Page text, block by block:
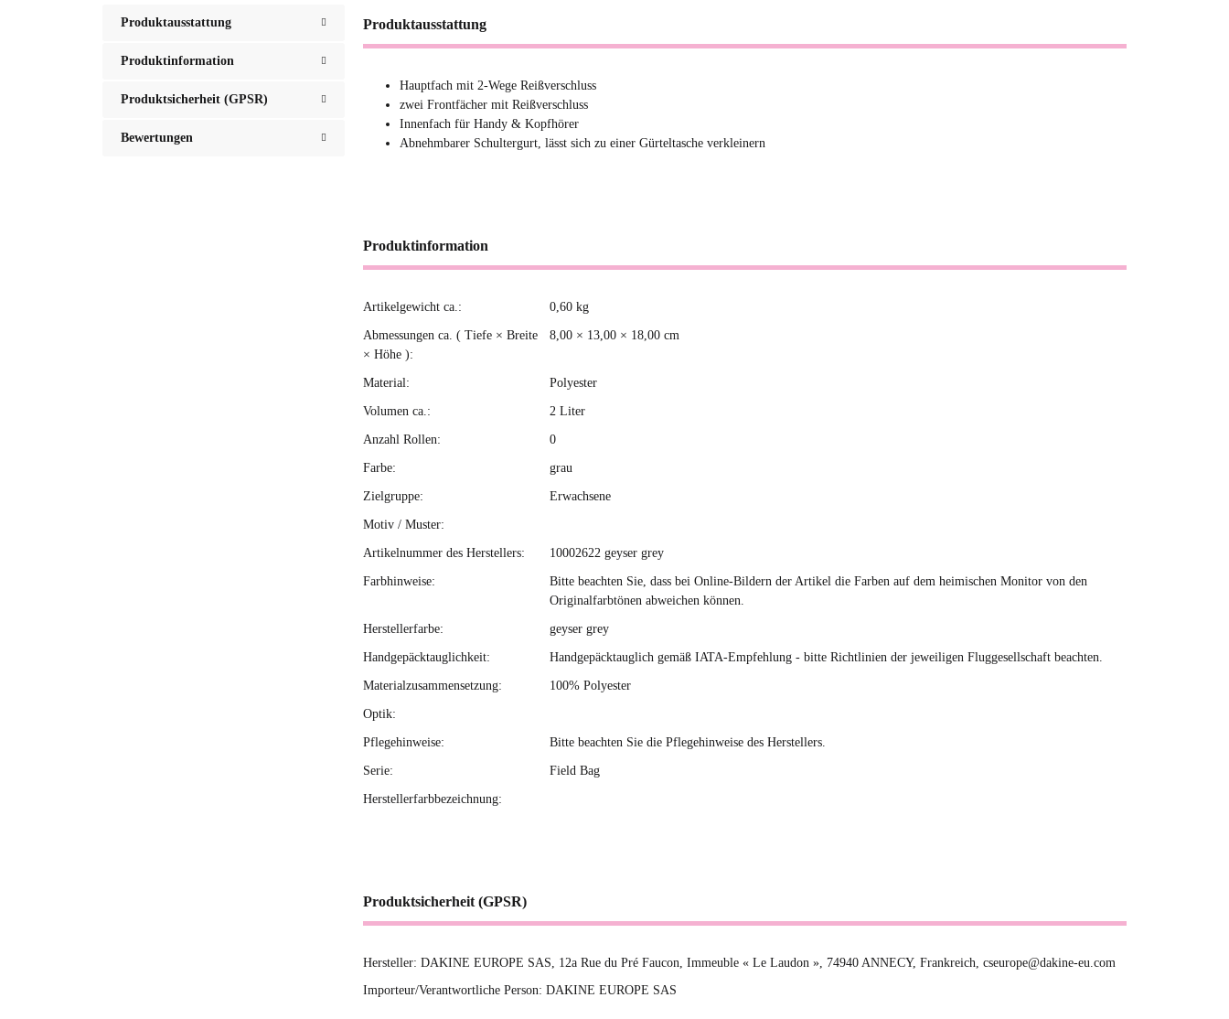
Produktausstattung
Produktinformation
Produktsicherheit (GPSR)
Bewertungen
Produktausstattung
Hauptfach mit 2-Wege Reißverschluss
zwei Frontfächer mit Reißverschluss
Innenfach für Handy & Kopfhörer
Abnehmbarer Schultergurt, lässt sich zu einer Gürteltasche verkleinern
Produktinformation
Produkteigenschaft
Wert
Artikelgewicht ca.: 0,60 kg
Abmessungen ca. ( Tiefe × Breite
× Höhe ):
8,00 × 13,00 × 18,00 cm
Material: Polyester
Volumen ca.: 2 Liter
Anzahl Rollen: 0
Farbe: grau
Zielgruppe: Erwachsene
Motiv / Muster:
Artikelnummer des Herstellers: 10002622 geyser grey
Farbhinweise:
Bitte beachten Sie, dass bei Online-Bildern der Artikel die Farben auf dem heimischen Monitor von den
Originalfarbtönen abweichen können.
Herstellerfarbe: geyser grey
Handgepäcktauglichkeit: Handgepäcktauglich gemäß IATA-Empfehlung - bitte Richtlinien der jeweiligen Fluggesellschaft beachten.
Materialzusammensetzung: 100% Polyester
Optik:
Pflegehinweise: Bitte beachten Sie die Pflegehinweise des Herstellers.
Serie: Field Bag
Herstellerfarbbezeichnung:
Produktsicherheit (GPSR)
Hersteller: DAKINE EUROPE SAS, 12a Rue du Pré Faucon, Immeuble « Le Laudon », 74940 ANNECY, Frankreich, cseurope@dakine-eu.com
Importeur/Verantwortliche Person: DAKINE EUROPE SAS